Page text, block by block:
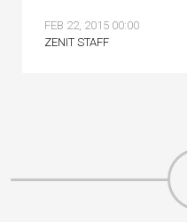
FEB 22, 2015 00:00
ZENIT STAFF